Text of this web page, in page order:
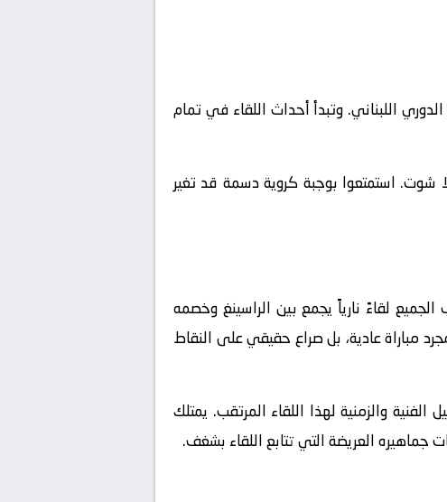
لبنان, الدوري اللبناني. وتبدأ أحداث اللقاء في تمام
شوت. استمتعوا بوجبة كروية دسمة قد تغير
لقاءً نارياً يجمع بين الراسينغوخصمه
مباراة عادية، بل صراع حقيقي على النقاط
والزمنية لهذا اللقاء المرتقب. يمتلك
جماهيره العريضة التي تتابع اللقاء بشغف.